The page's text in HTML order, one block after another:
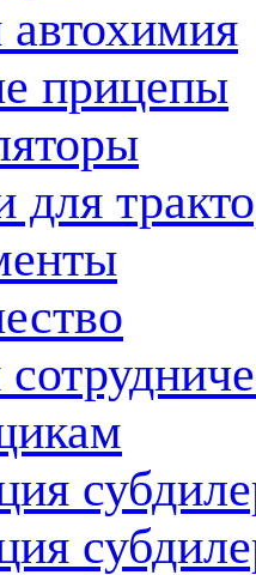
прицепы
для